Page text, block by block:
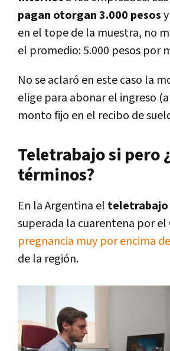
pagan otorgan 3.000 pesos
en el tope de la muestra, no
el promedio: 5.000 pesos por
No se aclaró en este caso la
elige para abonar el ingreso
monto fijo en el recibo de
Teletrabajo si pero
términos?
En la Argentina el teletrabajo
superada la cuarentena por el
pregnancia muy por encima
de la región.